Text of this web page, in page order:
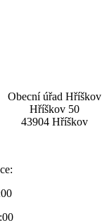
Obecní úřad Hříškov
Hříškov 50
43904 Hříškov